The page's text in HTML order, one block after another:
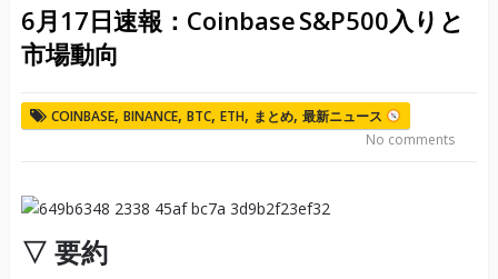
6月17日速報：Coinbase S&P500入りと
市場動向
COINBASE, BINANCE, BTC, ETH, まとめ, 最新ニュース
No comments
▽ 要約